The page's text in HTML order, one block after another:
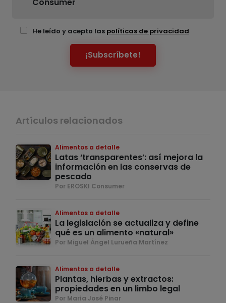
He leído y acepto las políticas de privacidad
¡Subscríbete!
Artículos relacionados
Alimentos a detalle
Latas ‘transparentes’: así mejora la
información en las conservas de
pescado
Por EROSKI Consumer
Alimentos a detalle
La legislación se actualiza y define
qué es un alimento «natural»
Por Miguel Ángel Lurueña Martínez
Alimentos a detalle
Plantas, hierbas y extractos:
propiedades en un limbo legal
Por María José Pinar